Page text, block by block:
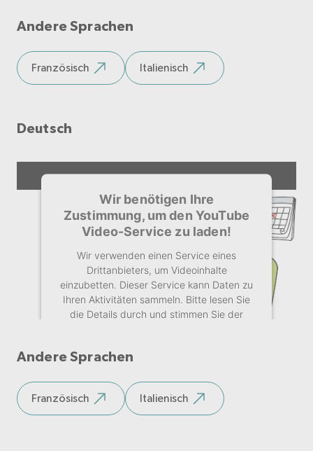
Akzeptieren
Andere Sprachen
Französisch Italienisch
Deutsch
Wir benötigen Ihre
Zustimmung, um den YouTube
Video-Service zu laden!
Wir verwenden einen Service eines
Drittanbieters, um Videoinhalte
einzubetten. Dieser Service kann Daten zu
Ihren Aktivitäten sammeln. Bitte lesen Sie
die Details durch und stimmen Sie der
Akzeptieren
Andere Sprachen
Französisch Italienisch